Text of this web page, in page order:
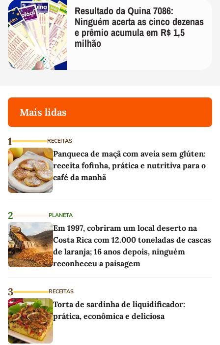
Resultado da Quina 7086:
Ninguém acerta as cinco dezenas
e prêmio acumula em R$ 1,5
milhão
Mais lidas
1 RECEITAS
Panqueca de maçã com aveia sem glúten:
receita fofinha, prática e nutritiva para o
café da manhã
2 PLANETA
Em 1997, cobriram um local deserto na
Costa Rica com 12.000 toneladas de cascas
de laranja; 16 anos depois, ninguém
reconheceu a paisagem
3 RECEITAS
Torta de sardinha de liquidificador:
prática, econômica e deliciosa